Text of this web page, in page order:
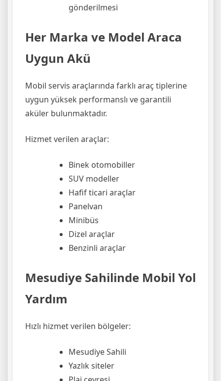
gönderilmesi
Her Marka ve Model Araca
Uygun Akü
Mobil servis araçlarında farklı araç tiplerine
uygun yüksek performanslı ve garantili
aküler bulunmaktadır.
Hizmet verilen araçlar:
Binek otomobiller
SUV modeller
Hafif ticari araçlar
Panelvan
Minibüs
Dizel araçlar
Benzinli araçlar
Mesudiye Sahilinde Mobil Yol
Yardım
Hızlı hizmet verilen bölgeler:
Mesudiye Sahili
Yazlık siteler